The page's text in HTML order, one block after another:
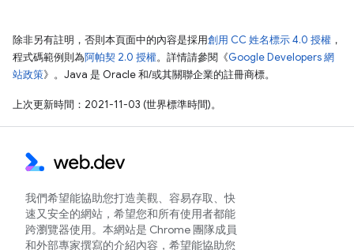
除非另有註明，否則本頁面中的內容是採用創用 CC 姓名標示 4.0 授權 ，
程式碼範例則為阿帕契 2.0 授權。詳情請參閱《Google Developers 網
站政策》。Java 是 Oracle 和/或其關聯企業的註冊商標。
上次更新時間：2021-11-03 (世界標準時間)。
我們希望能協助您打造美觀、容易存取、快
速又安全的網站，希望您和所有使用者都能
跨瀏覽器使用。本網站是 Chrome 團隊成員
和外部專家撰寫的介紹內容，希望能協助您